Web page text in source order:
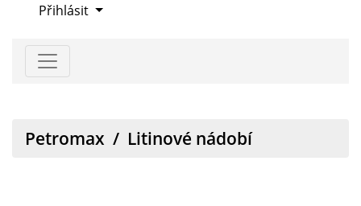
Přihlásit
Petromax / Litinové nádobí